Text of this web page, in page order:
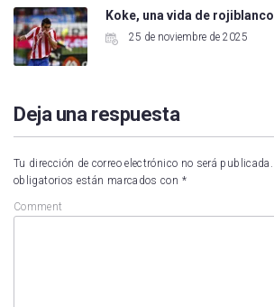
Koke, una vida de rojiblanco
25 de noviembre de 2025
Deja una respuesta
Tu dirección de correo electrónico no será publicada.
obligatorios están marcados con *
Comment